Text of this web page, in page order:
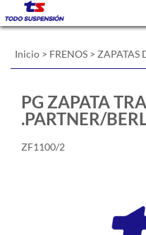
Inicio > FRENOS > ZAPATAS
PG ZAPATA
.PARTNER/
ZF1100/2